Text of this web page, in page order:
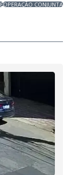
OPERAÇÃO CONJUNTA